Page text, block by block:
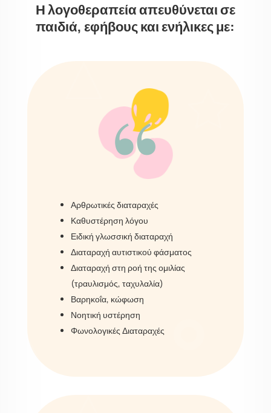
Η λογοθεραπεία απευθύνεται σε
παιδιά, εφήβους και ενήλικες με:
“
Αρθρωτικές διαταραχές
Καθυστέρηση λόγου
Ειδική γλωσσική διαταραχή
Διαταραχή αυτιστικού φάσματος
Διαταραχή στη ροή της ομιλίας
(τραυλισμός, ταχυλαλία)
Βαρηκοΐα, κώφωση
Νοητική υστέρηση
Φωνολογικές Διαταραχές